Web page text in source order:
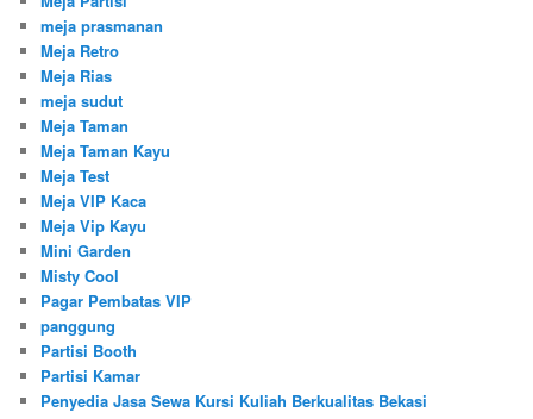
meja prasmanan
Meja Retro
Meja Rias
meja sudut
Meja Taman
Meja Taman Kayu
Meja Test
Meja VIP Kaca
Meja Vip Kayu
Mini Garden
Misty Cool
Pagar Pembatas VIP
panggung
Partisi Booth
Partisi Kamar
Penyedia Jasa Sewa Kursi Kuliah Berkualitas Bekasi